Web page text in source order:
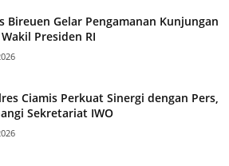
Bireuen Gelar Pengamanan Kunjungan
Presiden RI
Ciamis Perkuat Sinergi dengan Pers,
Sekretariat IWO